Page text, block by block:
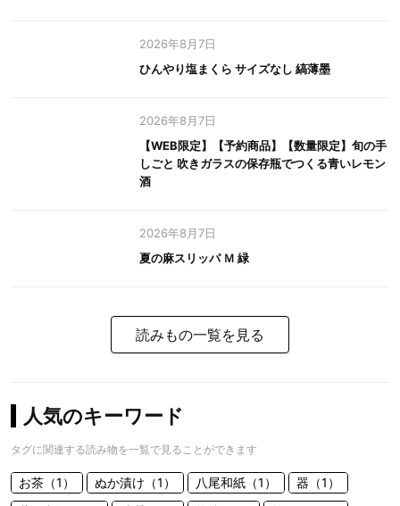
2026年8月7日
ひんやり塩まくら サイズなし 縞薄墨
2026年8月7日
【WEB限定】【予約商品】【数量限定】旬の手
しごと 吹きガラスの保存瓶でつくる青いレモン
酒
2026年8月7日
夏の麻スリッパ Ｍ 緑
読みもの一覧を見る
人気のキーワード
タグに関連する読み物を一覧で見ることができます
お茶（1） ぬか漬け（1） 八尾和紙（1）
器（1）